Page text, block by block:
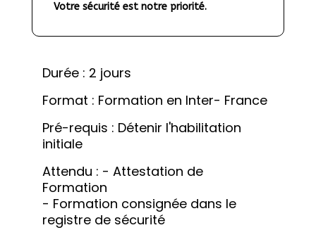
Votre sécurité est notre priorité.
Durée : 2 jours
Format : Formation en Inter- France
Pré-requis : Détenir l'habilitation
initiale
Attendu : - Attestation de
Formation
- Formation consignée dans le
registre de sécurité